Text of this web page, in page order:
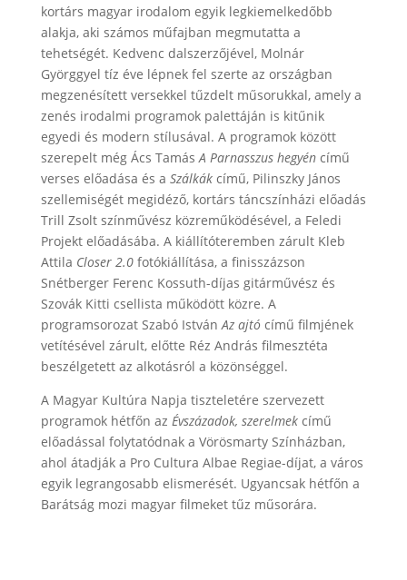
kortárs magyar irodalom egyik legkiemelkedőbb
alakja, aki számos műfajban megmutatta a
tehetségét. Kedvenc dalszerzőjével, Molnár
Györggyel tíz éve lépnek fel szerte az országban
megzenésített versekkel tűzdelt műsorukkal, amely a
zenés irodalmi programok palettáján is kitűnik
egyedi és modern stílusával. A programok között
szerepelt még Ács Tamás A Parnasszus hegyén című
verses előadása és a Szálkákcímű, Pilinszky János
szellemiségét megidéző, kortárs táncszínházi előadás
Trill Zsolt színművész közreműködésével, a Feledi
Projekt előadásába. A kiállítóteremben zárult Kleb
Attila Closer 2.0fotókiállítása, a finisszázson
Snétberger Ferenc Kossuth-díjas gitárművész és
Szovák Kitti csellista működött közre. A
programsorozat Szabó István Az ajtócímű filmjének
vetítésével zárult, előtte Réz András filmesztéta
beszélgetett az alkotásról a közönséggel.
A Magyar Kultúra Napja tiszteletére szervezett
programok hétfőn az Évszázadok, szerelmekcímű
előadással folytatódnak a Vörösmarty Színházban,
ahol átadják a Pro Cultura Albae Regiae-díjat, a város
egyik legrangosabb elismerését. Ugyancsak hétfőn a
Barátság mozi magyar filmeket tűz műsorára.